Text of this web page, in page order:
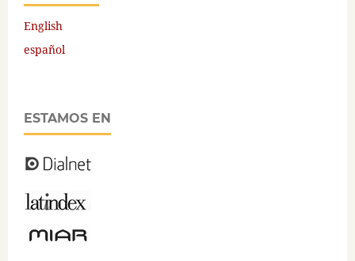
English
español
ESTAMOS EN